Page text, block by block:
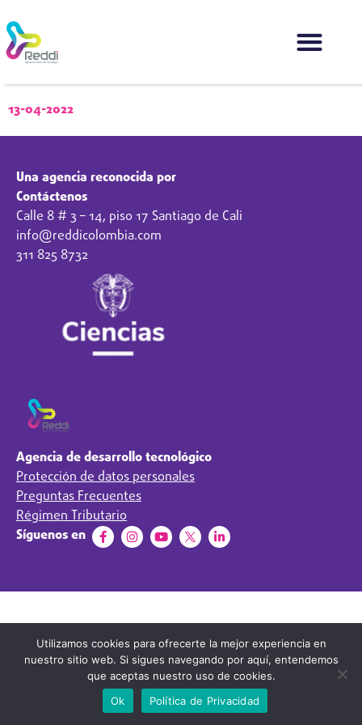
13-04-2022
Agencia de desarrollo tecnológico
Protección de datos personales
Preguntas Frecuentes
Régimen Tributario
Síguenos en
Una agencia reconocida por
Contáctenos
Calle 8 # 3 – 14, piso 17 Santiago de Cali
info@reddicolombia.com
311 825 8732
Utilizamos cookies para ofrecerte la mejor experiencia en
nuestro sitio web. Si sigues navegando por aquí, entendemos
que aceptas nuestro uso de cookies.
Ok
Política de Privacidad